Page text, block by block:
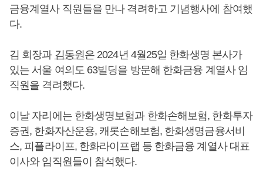
금융계열사 직원들을 만나 격려하고 기념행사에 참여했
다.
김 회장과 김동원은 2024년 4월25일 한화생명 본사가
있는 서울 여의도 63빌딩을 방문해 한화금융 계열사 임
직원을 격려했다.
이날 자리에는 한화생명보험과 한화손해보험, 한화투자
증권, 한화자산운용, 캐롯손해보험, 한화생명금융서비
스, 피플라이프, 한화라이프랩 등 한화금융 계열사 대표
이사와 임직원들이 참석했다.